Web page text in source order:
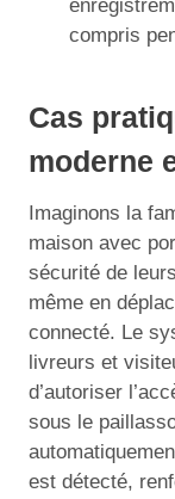
compris
Cas
moderne
Imaginons la
maison avec
sécurité de
même en
connecté. Le
livreurs et
d’autoriser
sous le
est détecté,